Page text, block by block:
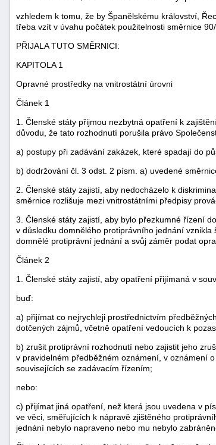
vzhledem k tomu, že by Španělskému království,
třeba vzít v úvahu počátek použitelnosti směrnice
PŘIJALA TUTO SMĚRNICI:
KAPITOLA 1
Opravné prostředky na vnitrostátní úrovni
Článek 1
1. Členské státy přijmou nezbytná opatření k
důvodu, že tato rozhodnutí porušila právo
a) postupy při zadávání zakázek, které spadají do
b) dodržování čl. 3 odst. 2 písm. a) uvedené
2. Členské státy zajistí, aby nedocházelo k
směrnice rozlišuje mezi vnitrostátními předpisy
3. Členské státy zajistí, aby bylo přezkumné řízení
v důsledku domnělého protiprávního jednání
domnělé protiprávní jednání a svůj záměr podat
Článek 2
1. Členské státy zajistí, aby opatření přijímaná v
buď:
a) přijímat co nejrychleji prostřednictvím
dotčených zájmů, včetně opatření vedoucích k
b) zrušit protiprávní rozhodnutí nebo zajistit jeho
v pravidelném předběžném oznámení, v oznámení
souvisejících se zadávacím řízením;
nebo:
c) přijímat jiná opatření, než která jsou uvedena v
ve věci, směřujících k nápravě zjištěného
jednání nebylo napraveno nebo mu nebylo